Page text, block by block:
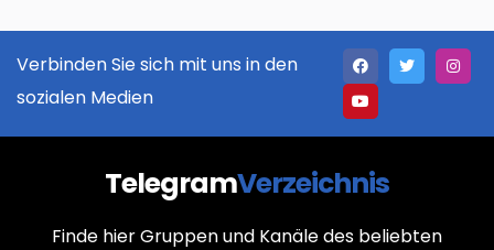
Verbinden Sie sich mit uns in den
sozialen Medien
TelegramVerzeichnis
Finde hier Gruppen und Kanäle des beliebten